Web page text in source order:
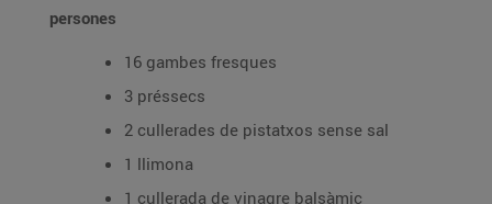
persones
16 gambes fresques
3 préssecs
2 cullerades de pistatxos sense sal
1 llimona
1 cullerada de vinagre balsàmic